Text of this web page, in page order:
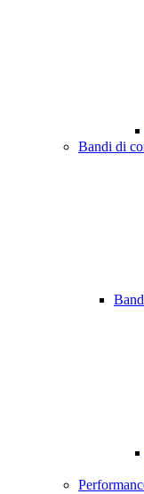
Bandi di